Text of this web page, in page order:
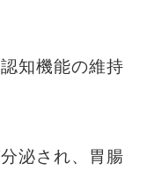
知機能の維持
泌され、胃腸